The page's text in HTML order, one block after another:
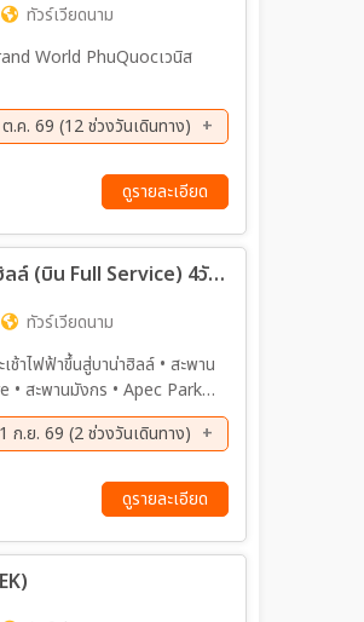
ทัวร์เวียดนาม
World PhuQuocเวนิส
.ค. 69 (12 ช่วงวันเดินทาง)
26 ก.ย. 69 - 28 ก.ย. 69
25 ต.ค. 69 - 27 ต.ค. 69
ดูรายละเอียด
ทัวร์เวียดนาม มหัศจรรย์...ดานัง ฮอยอัน บาน่าฮิลล์ เที่ยวบานาฮิลล์ (บิน Full Service) 4วัน 3คืน (EK)
ทัวร์เวียดนาม
• สะพานมังกร • Apec Park •
ก.ย. 69 (2 ช่วงวันเดินทาง)
ดูรายละเอียด